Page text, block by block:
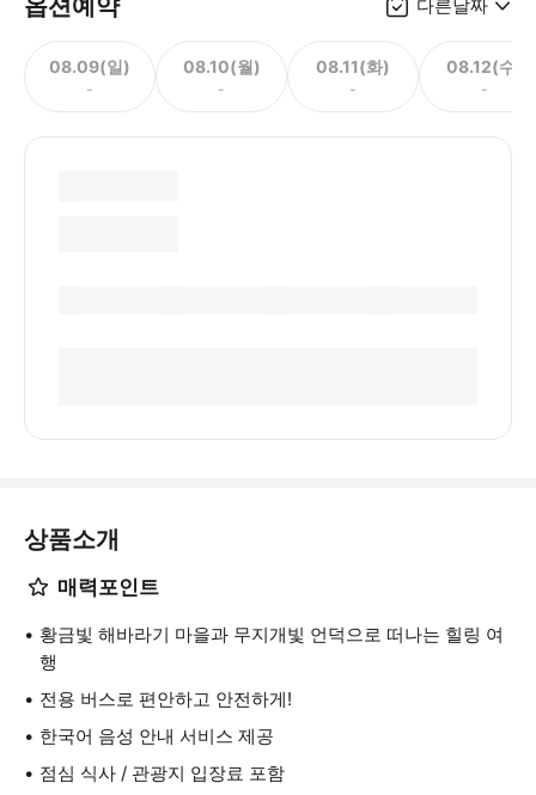
옵션예약 다른날짜
08.09(일)
-
08.10(월)
-
08.11(화)
-
08.12(수)
-
상품소개
매력포인트
황금빛 해바라기 마을과 무지개빛 언덕으로 떠나는 힐링 여
행
전용 버스로 편안하고 안전하게!
한국어 음성 안내 서비스 제공
점심 식사 / 관광지 입장료 포함